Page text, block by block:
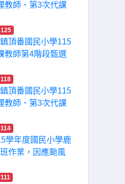
教師、第3次代課
125
頂番國民小學115
教師第4階段甄選
118
頂番國民小學115
教師、第3次代課
114
學年度國民小學鹿
作業，因應颱風
111